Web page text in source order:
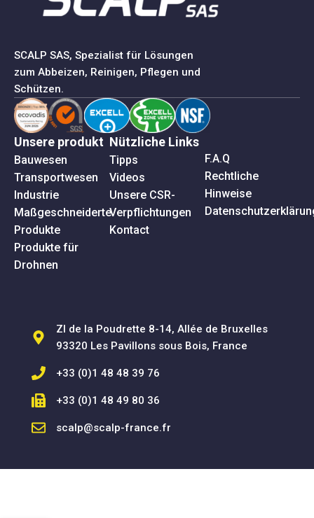
SCALP SAS, Spezialist für Lösungen
zum Abbeizen, Reinigen, Pflegen und
Schützen.
Unsere produkt
Bauwesen
Transportwesen
Industrie
Maßgeschneiderte
Produkte
Produkte für
Drohnen
Nützliche Links
Tipps
Videos
Unsere CSR-
Verpflichtungen
Kontact
F.A.Q
Rechtliche
Hinweise
ZI de la Poudrette 8-14, Allée de Bruxelles
93320 Les Pavillons sous Bois, France
+33 (0)1 48 48 39 76
+33 (0)1 48 49 80 36
scalp@scalp-france.fr